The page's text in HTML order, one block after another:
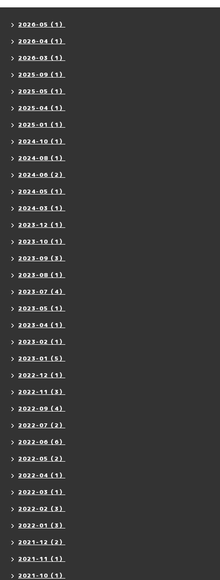
2026-05（1）
2026-04（1）
2026-03（1）
2025-09（1）
2025-05（1）
2025-04（1）
2025-01（1）
2024-10（1）
2024-08（1）
2024-06（2）
2024-05（1）
2024-03（1）
2023-12（1）
2023-10（1）
2023-09（3）
2023-08（1）
2023-07（4）
2023-05（1）
2023-04（1）
2023-02（1）
2023-01（5）
2022-12（1）
2022-11（3）
2022-09（4）
2022-07（2）
2022-06（6）
2022-05（2）
2022-04（1）
2022-03（1）
2022-02（3）
2022-01（3）
2021-12（2）
2021-11（1）
2021-10（1）